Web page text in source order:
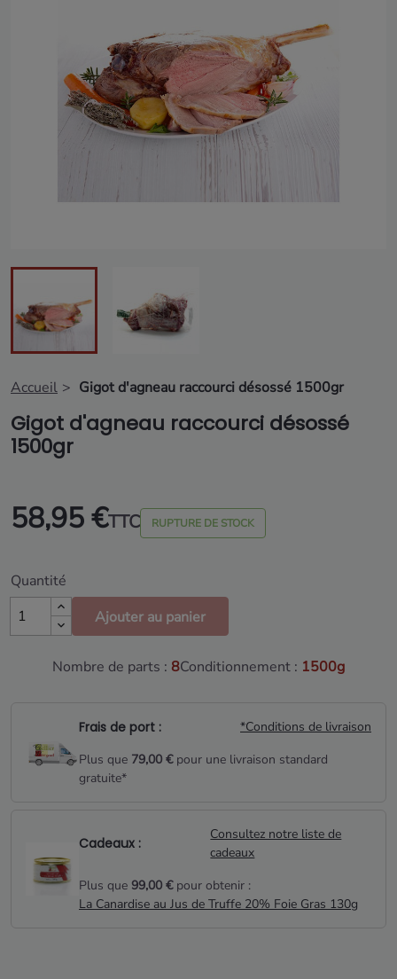
Accueil Gigot d'agneau raccourci désossé 1500gr
Gigot d'agneau raccourci désossé
1500gr
58,95 €TTC RUPTURE DE STOCK
Quantité
Ajouter au panier
Nombre de parts : 8Conditionnement : 1500g
Frais de port :
*Conditions de livraison
Plus que 79,00 €pour une livraison standard
gratuite*
Cadeaux :
Consultez notre liste de
cadeaux
Plus que 99,00 €pour obtenir :
La Canardise au Jus de Truffe 20% Foie Gras 130g